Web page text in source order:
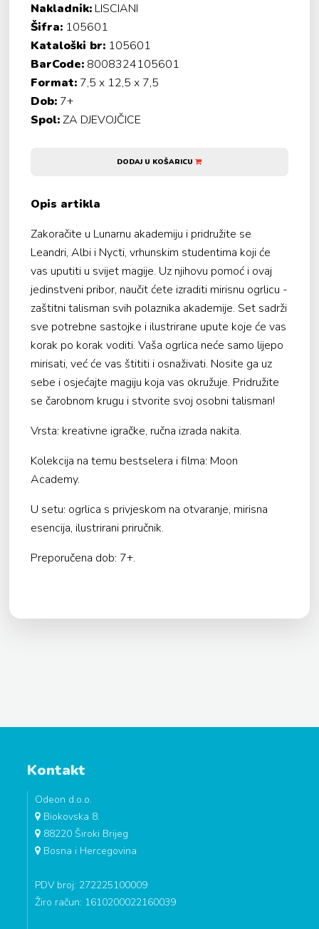
Nakladnik: LISCIANI
Šifra: 105601
Kataloški br: 105601
BarCode: 8008324105601
Format: 7,5 x 12,5 x 7,5
Dob: 7+
Spol:ZA DJEVOJČICE
DODAJ U KOŠARICU
Opis artikla
Zakoračite u Lunarnu akademiju i pridružite se
Leandri, Albi i Nycti, vrhunskim studentima koji će
vas uputiti u svijet magije. Uz njihovu pomoć i ovaj
jedinstveni pribor, naučit ćete izraditi mirisnu ogrlicu -
zaštitni talisman svih polaznika akademije. Set sadrži
sve potrebne sastojke i ilustrirane upute koje će vas
korak po korak voditi. Vaša ogrlica neće samo lijepo
mirisati, već će vas štititi i osnaživati. Nosite ga uz
sebe i osjećajte magiju koja vas okružuje. Pridružite
se čarobnom krugu i stvorite svoj osobni talisman!
Vrsta: kreativne igračke, ručna izrada nakita.
Kolekcija na temu bestselera i filma: Moon
Academy.
U setu: ogrlica s privjeskom na otvaranje, mirisna
esencija, ilustrirani priručnik.
Preporučena dob: 7+.
Kontakt
Odeon d.o.o.
Biokovska 8.
88220 Široki Brijeg
Bosna i Hercegovina
PDV broj: 272225100009
Žiro račun: 1610200022160039